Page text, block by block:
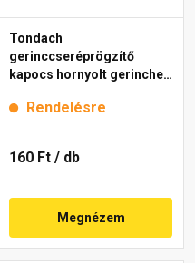
Tondach
gerinccseréprögzítő
kapocs hornyolt gerinchez
Rendelésre
160 Ft / db
Megnézem